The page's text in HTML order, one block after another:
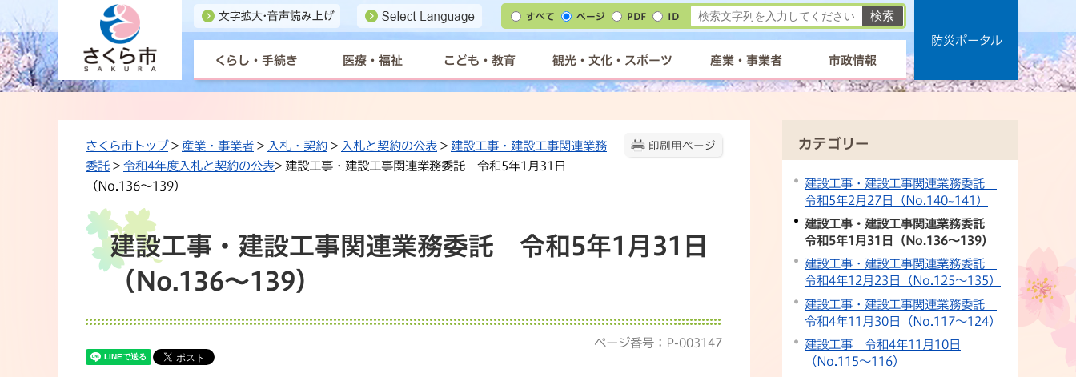
すべて ページ PDF ID
くらし・手続き 医療・福祉 こども・教育 観光・文化・スポーツ 産業・事業者 市政情報
防災ポータル
印刷用ページ
さくら市トップ> 産業・事業者 > 入札・契約 > 入札と契約の公表 > 建設工事・建設工事関連業務
委託 > 令和4年度入札と契約の公表> 建設工事・建設工事関連業務委託 令和5年1月31日
（No.136〜139）
建設工事・建設工事関連業務委託 令和5年1月31日
（No.136〜139）
ページ番号：P-003147
カテゴリー
建設工事・建設工事関連業務委託
令和5年2月27日（No.140~141）
建設工事・建設工事関連業務委託
令和5年1月31日（No.136〜139）
建設工事・建設工事関連業務委託
令和4年12月23日（No.125〜135）
建設工事・建設工事関連業務委託
令和4年11月30日（No.117〜124）
建設工事 令和4年11月10日
（No.115〜116）